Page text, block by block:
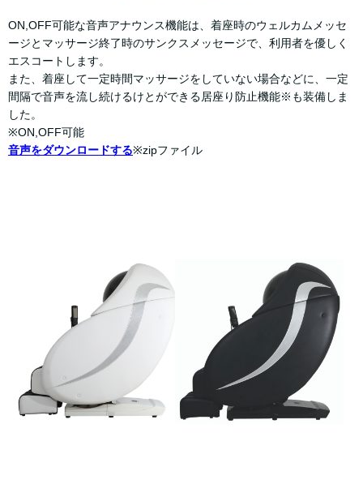
ON,OFF可能な音声アナウンス機能は、着座時のウェルカムメッセ
ージとマッサージ終了時のサンクスメッセージで、利用者を優しく
エスコートします。
また、着座して一定時間マッサージをしていない場合などに、一定
間隔で音声を流し続けるけとができる居座り防止機能※も装備しま
した。
※ON,OFF可能
音声をダウンロードする※zipファイル